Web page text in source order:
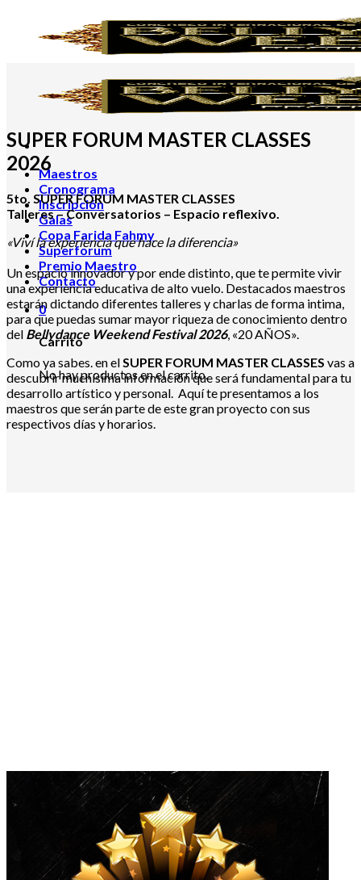
content
Maestros
Cronograma
Inscripción
Galas
Copa Farida Fahmy
Superforum
Premio Maestro
Contacto
0
Carrito
No hay productos en el carrito.
SUPER FORUM MASTER CLASSES
2026
5to. SUPER FORUM MASTER CLASSES
Talleres – Conversatorios – Espacio reflexivo.
«Viví la experiencia que hace la diferencia»
Un espacio innovador y por ende distinto, que te permite vivir
una experiencia educativa de alto vuelo. Destacados maestros
estarán dictando diferentes talleres y charlas de forma intima,
para que puedas sumar mayor riqueza de conocimiento dentro
del Bellydance Weekend Festival 2026, «20 AÑOS».
Como ya sabes. en elSUPER FORUM MASTER CLASSES vas a
descubrir muchísima información que será fundamental para tu
desarrollo artístico y personal. Aquí te presentamos a los
maestros que serán parte de este gran proyecto con sus
respectivos días y horarios.